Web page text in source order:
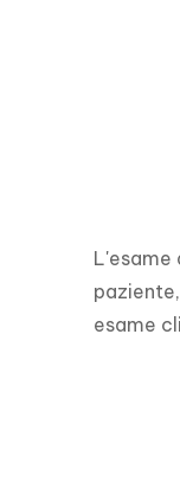
L'esame
esame